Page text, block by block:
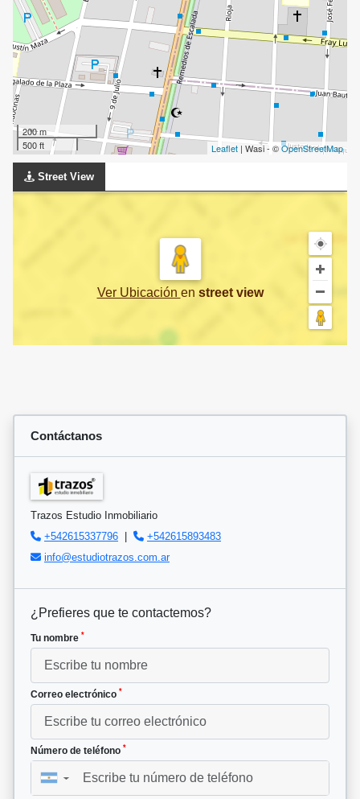
200 m
500 ft
Leaflet | Wasi - ©OpenStreetMap
Street View
Ver Ubicación en street view
Contáctanos
Trazos Estudio Inmobiliario
+542615337796 |
+542615893483
info@estudiotrazos.com.ar
¿Prefieres que te contactemos?
Tu nombre *
Correo electrónico *
Número de teléfono *
▼